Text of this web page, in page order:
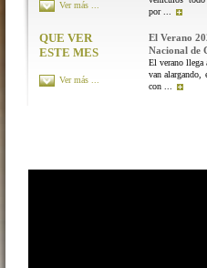
por ...
Ver más ...
QUE VER
ESTE MES
El Verano
Nacional de
El verano llega
van
con ...
Ver más ...